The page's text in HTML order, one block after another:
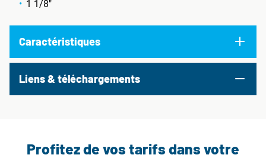
1 1/8"
Caractéristiques
Liens & téléchargements
Profitez de vos tarifs dans votre